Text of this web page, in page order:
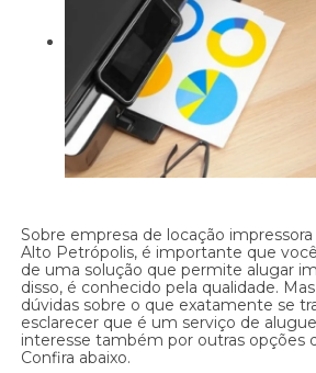
Sobre empresa de locação
Alto Petrópolis, é importante que
de uma solução que permite alugar
disso, é conhecido pela qualidade.
dúvidas sobre o que exatamente se
esclarecer que é um serviço de
interesse também por outras opções
Confira abaixo.